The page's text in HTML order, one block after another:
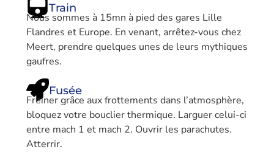
Train
Nous sommes à 15mn à pied des gares Lille
Flandres et Europe. En venant, arrêtez-vous chez
Meert, prendre quelques unes de leurs mythiques
gaufres.
Fusée
Freiner grâce aux frottements dans l’atmosphère,
bloquez votre bouclier thermique. Larguer celui-ci
entre mach 1 et mach 2. Ouvrir les parachutes.
Atterrir.